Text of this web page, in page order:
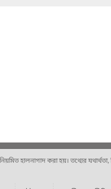
হালনাগাদ করা হয়। তথ্যের যথার্থতা,